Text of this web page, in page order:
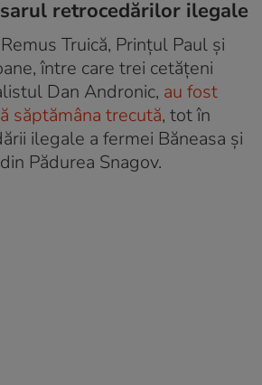
retrocedărilor ilegale
Truică, Prinţul Paul şi
între care trei cetăţeni
Dan Andronic, au fost
săptămâna trecută, tot în
ilegale a fermei Băneasa şi
Pădurea Snagov.